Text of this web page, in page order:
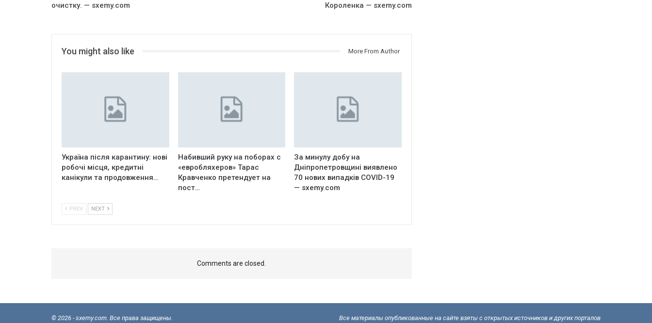
очистку. — sxemy.com
Короленка — sxemy.com
You might also like More From Author
Україна після карантину: нові
робочі місця, кредитні
канікули та продовження…
Набивший руку на поборах с
«евробляхеров» Тарас
Кравченко претендует на
пост…
За минулу добу на
Дніпропетровщині виявлено
70 нових випадків COVID-19
— sxemy.com
PREV NEXT
Comments are closed.
© 2026 - sxemy.com. Все права защищены.
Все материалы опубликованные на сайте взяты с открытых источников и других порталов